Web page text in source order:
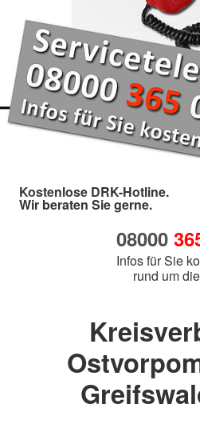
Kostenlose DRK-Hotline.
Wir beraten Sie gerne.
08000
Infos für Sie
rund um